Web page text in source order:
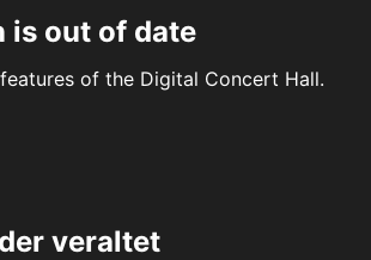
is out of date
of the Digital Concert Hall.
veraltet